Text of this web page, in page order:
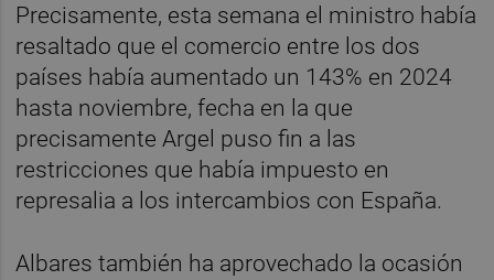
Precisamente, esta semana el ministro había
resaltado que el comercio entre los dos
países había aumentado un 143% en 2024
hasta noviembre, fecha en la que
precisamente Argel puso fin a las
restricciones que había impuesto en
represalia a los intercambios con España.
Albares también ha aprovechado la ocasión